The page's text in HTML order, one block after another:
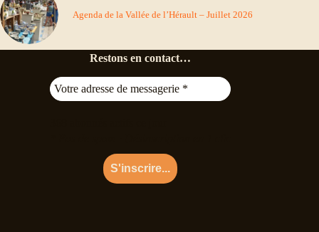
Agenda de la Vallée de l’Hérault – Juillet 2026
Restons en contact…